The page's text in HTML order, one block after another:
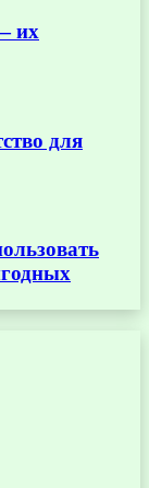
их
для